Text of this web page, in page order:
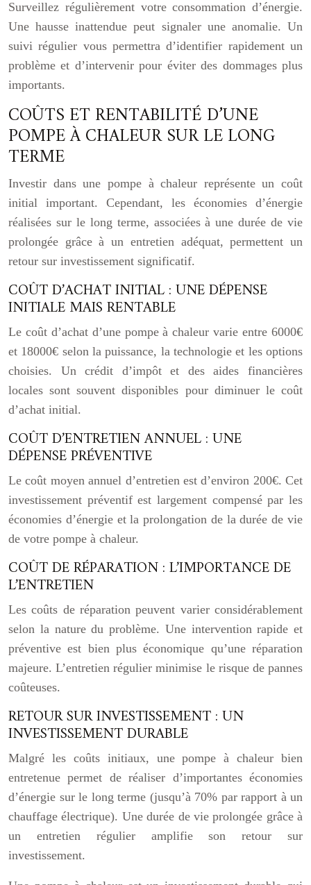
Surveillez régulièrement votre consommation d’énergie.
Une hausse inattendue peut signaler une anomalie. Un
suivi régulier vous permettra d’identifier rapidement un
problème et d’intervenir pour éviter des dommages plus
importants.
COÛTS ET RENTABILITÉ D’UNE
POMPE À CHALEUR SUR LE LONG
TERME
Investir dans une pompe à chaleur représente un coût
initial important. Cependant, les économies d’énergie
réalisées sur le long terme, associées à une durée de vie
prolongée grâce à un entretien adéquat, permettent un
retour sur investissement significatif.
COÛT D’ACHAT INITIAL : UNE DÉPENSE
INITIALE MAIS RENTABLE
Le coût d’achat d’une pompe à chaleur varie entre 6000€
et 18000€ selon la puissance, la technologie et les options
choisies. Un crédit d’impôt et des aides financières
locales sont souvent disponibles pour diminuer le coût
d’achat initial.
COÛT D’ENTRETIEN ANNUEL : UNE
DÉPENSE PRÉVENTIVE
Le coût moyen annuel d’entretien est d’environ 200€. Cet
investissement préventif est largement compensé par les
économies d’énergie et la prolongation de la durée de vie
de votre pompe à chaleur.
COÛT DE RÉPARATION : L’IMPORTANCE DE
L’ENTRETIEN
Les coûts de réparation peuvent varier considérablement
selon la nature du problème. Une intervention rapide et
préventive est bien plus économique qu’une réparation
majeure. L’entretien régulier minimise le risque de pannes
coûteuses.
RETOUR SUR INVESTISSEMENT : UN
INVESTISSEMENT DURABLE
Malgré les coûts initiaux, une pompe à chaleur bien
entretenue permet de réaliser d’importantes économies
d’énergie sur le long terme (jusqu’à 70% par rapport à un
chauffage électrique). Une durée de vie prolongée grâce à
un entretien régulier amplifie son retour sur
investissement.